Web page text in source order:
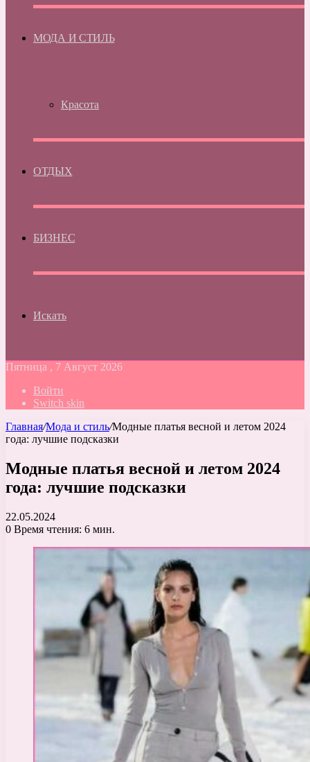
МОДА И СТИЛЬ
Красота
ОТДЫХ
БИЗНЕС
Искать
Пятница , 7 Август 2026
Войти
Switch skin
Главная/Мода и стиль/Модные платья весной и летом 2024
года: лучшие подсказки
Модные платья весной и летом 2024
года: лучшие подсказки
22.05.2024
0 Время чтения: 6 мин.